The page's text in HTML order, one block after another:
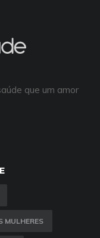
que um amor
MULHERES